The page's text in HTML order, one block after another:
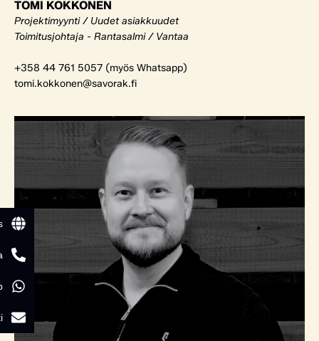
TOMI KOKKONEN
Projektimyynti / Uudet asiakkuudet
Toimitusjohtaja - Rantasalmi / Vantaa
+358 44 761 5057 (myös Whatsapp)
tomi.kokkonen@savorak.fi